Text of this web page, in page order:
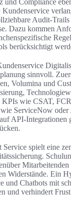
und Compliance
Audit-
Dazu kommen
berücksichtigt
sinnvoll.
Volumina und
KPIs wie CSAT,
ServiceNow oder
API-Integrationen
Service spielt eine
Widerstände. Ein
und Chatbots mit
und verhindert